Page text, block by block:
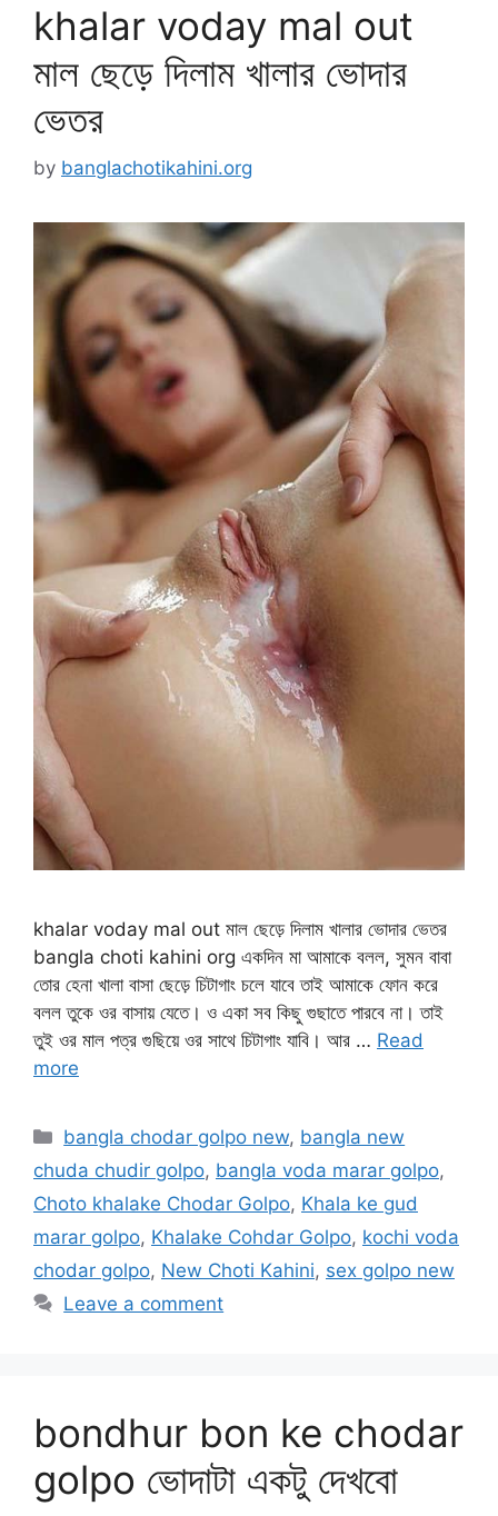
khalar voday mal out
মাল ছেড়ে দিলাম খালার ভোদার
ভেতর
by banglachotikahini.org
khalar voday mal out মাল ছেড়ে দিলাম খালার ভোদার ভেতর
bangla choti kahini org একদিন মা আমাকে বলল, সুমন বাবা
তোর হেনা খালা বাসা ছেড়ে চিটাগাং চলে যাবে তাই আমাকে ফোন করে
বলল তুকে ওর বাসায় যেতে। ও একা সব কিছু গুছাতে পারবে না। তাই
তুই ওর মাল পত্র গুছিয়ে ওর সাথে চিটাগাং যাবি। আর … Read
more
Categories
bangla chodar golpo new, bangla new
chuda chudir golpo, bangla voda marar golpo,
Choto khalake Chodar Golpo, Khala ke gud
marar golpo, Khalake Cohdar Golpo, kochi voda
chodar golpo, New Choti Kahini, sex golpo new
Leave a comment
bondhur bon ke chodar
golpo ভোদাটা একটু দেখবো